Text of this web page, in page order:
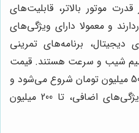
موتور بالاتر، قابلیت‌های
و معمولا دارای ویژگی‌های
دیجیتال، برنامه‌های تمرینی
شیب و سرعت هستند. قیمت
تردمیل‌های باشگاهی معمولا از 50 میلیون تومان شروع می‌شود و
بسته به برند، قدرت موتور و ویژگی‌های اضافی، تا 200 میلیون